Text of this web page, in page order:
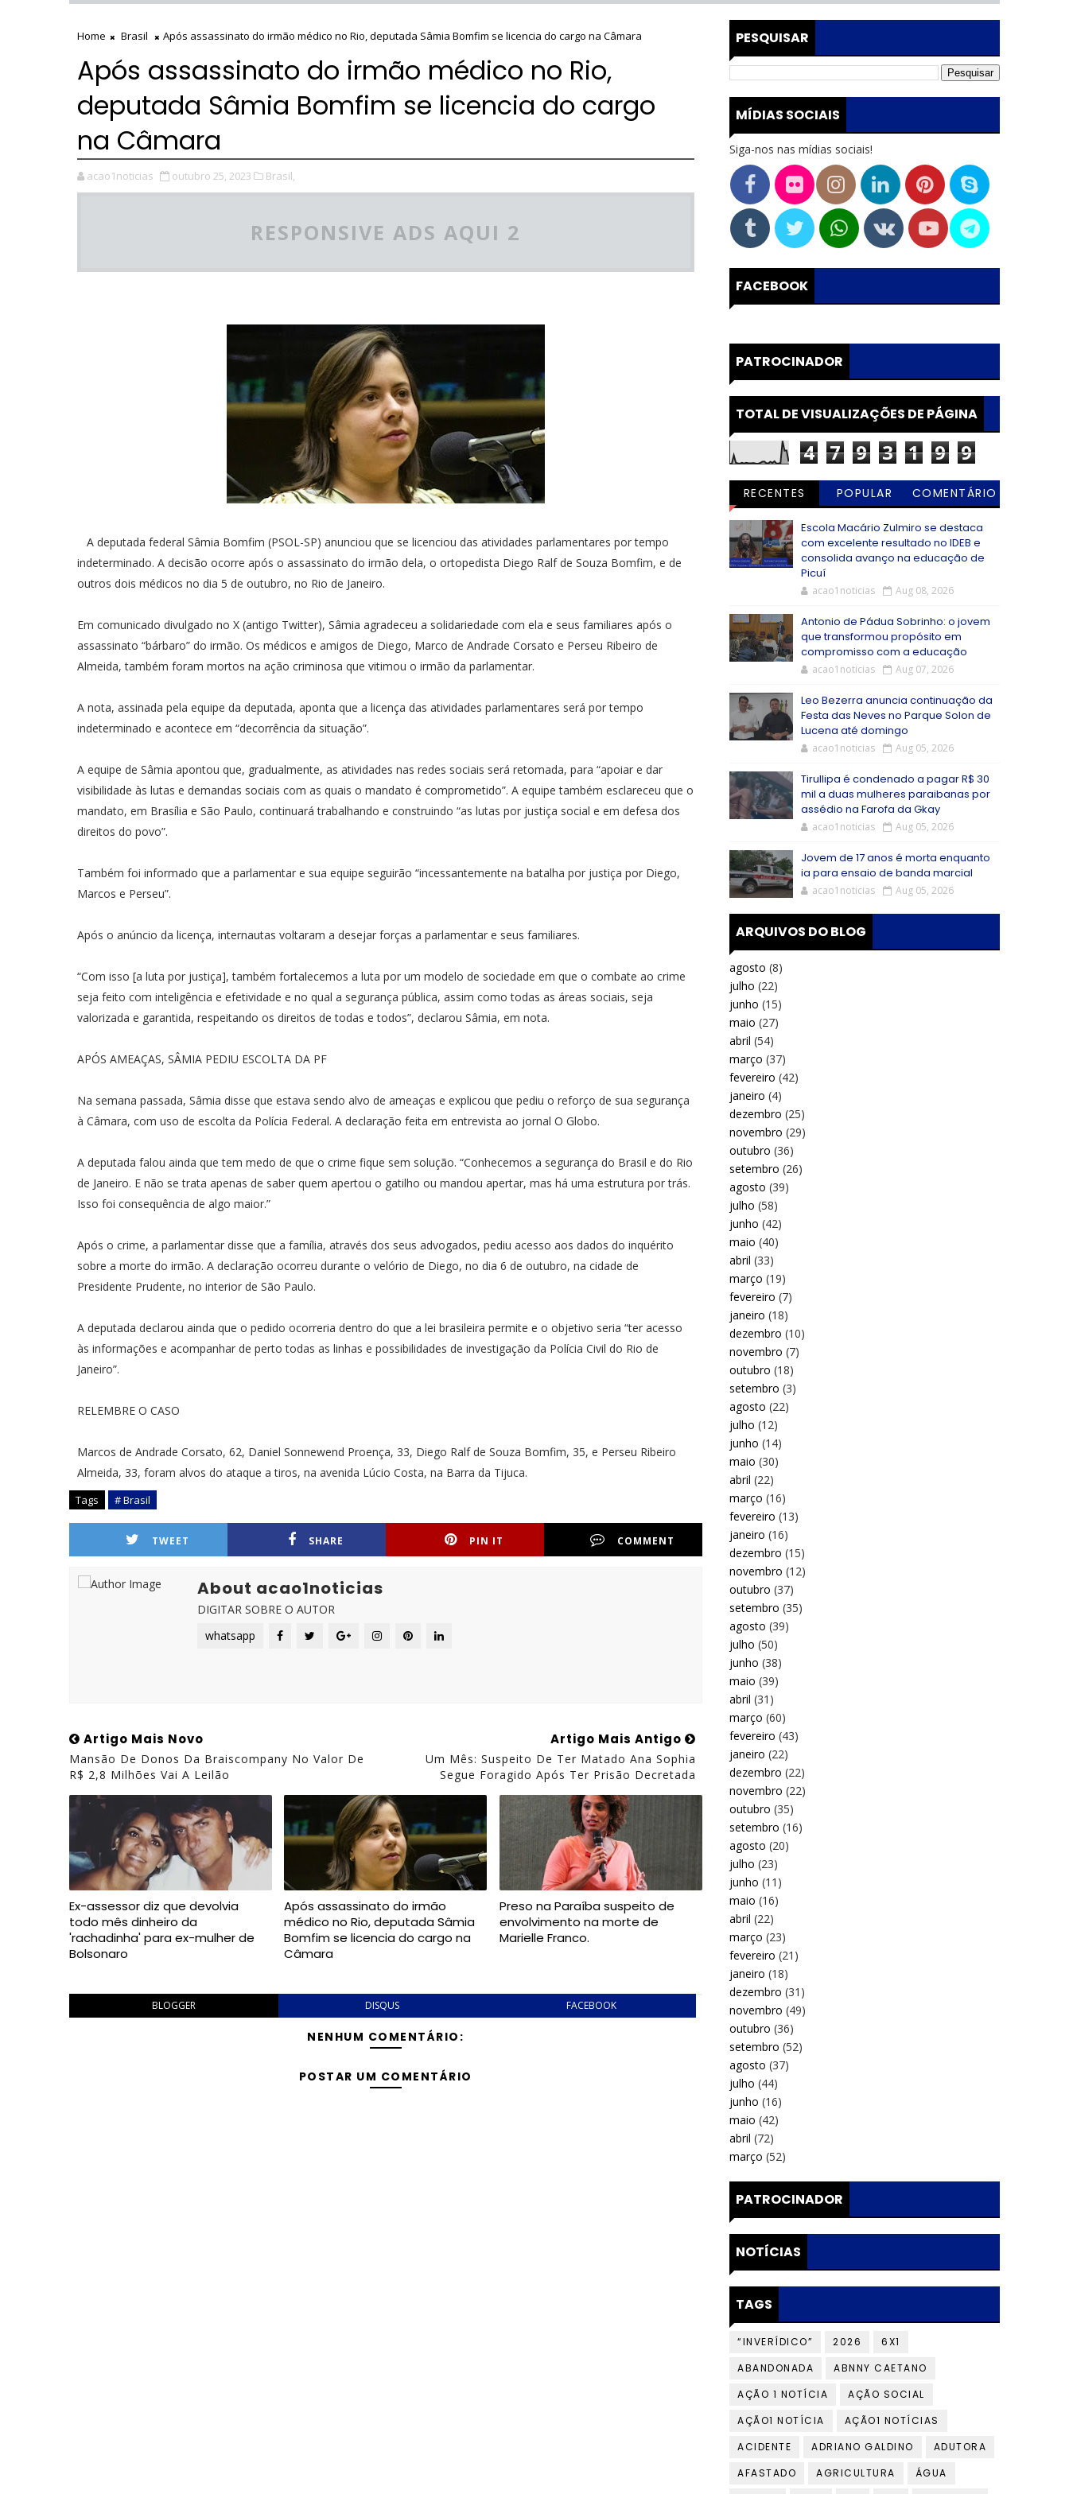
Home Brasil Após assassinato do irmão médico no Rio, deputada Sâmia Bomfim se licencia do cargo na Câmara
Após assassinato do irmão médico no Rio,
deputada Sâmia Bomfim se licencia do cargo
na Câmara
acao1noticias outubro 25, 2023 Brasil,
RESPONSIVE ADS AQUI 2
A deputada federal Sâmia Bomfim (PSOL-SP) anunciou que se licenciou das atividades parlamentares por tempo
indeterminado. A decisão ocorre após o assassinato do irmão dela, o ortopedista Diego Ralf de Souza Bomfim, e de
outros dois médicos no dia 5 de outubro, no Rio de Janeiro.
Em comunicado divulgado no X (antigo Twitter), Sâmia agradeceu a solidariedade com ela e seus familiares após o
assassinato “bárbaro” do irmão. Os médicos e amigos de Diego, Marco de Andrade Corsato e Perseu Ribeiro de
Almeida, também foram mortos na ação criminosa que vitimou o irmão da parlamentar.
A nota, assinada pela equipe da deputada, aponta que a licença das atividades parlamentares será por tempo
indeterminado e acontece em “decorrência da situação”.
A equipe de Sâmia apontou que, gradualmente, as atividades nas redes sociais será retomada, para “apoiar e dar
visibilidade às lutas e demandas sociais com as quais o mandato é comprometido”. A equipe também esclareceu que o
mandato, em Brasília e São Paulo, continuará trabalhando e construindo “as lutas por justiça social e em defesa dos
direitos do povo”.
Também foi informado que a parlamentar e sua equipe seguirão “incessantemente na batalha por justiça por Diego,
Marcos e Perseu”.
Após o anúncio da licença, internautas voltaram a desejar forças a parlamentar e seus familiares.
“Com isso [a luta por justiça], também fortalecemos a luta por um modelo de sociedade em que o combate ao crime
seja feito com inteligência e efetividade e no qual a segurança pública, assim como todas as áreas sociais, seja
valorizada e garantida, respeitando os direitos de todas e todos”, declarou Sâmia, em nota.
APÓS AMEAÇAS, SÂMIA PEDIU ESCOLTA DA PF
Na semana passada, Sâmia disse que estava sendo alvo de ameaças e explicou que pediu o reforço de sua segurança
à Câmara, com uso de escolta da Polícia Federal. A declaração feita em entrevista ao jornal O Globo.
A deputada falou ainda que tem medo de que o crime fique sem solução. “Conhecemos a segurança do Brasil e do Rio
de Janeiro. E não se trata apenas de saber quem apertou o gatilho ou mandou apertar, mas há uma estrutura por trás.
Isso foi consequência de algo maior.”
Após o crime, a parlamentar disse que a família, através dos seus advogados, pediu acesso aos dados do inquérito
sobre a morte do irmão. A declaração ocorreu durante o velório de Diego, no dia 6 de outubro, na cidade de
Presidente Prudente, no interior de São Paulo.
A deputada declarou ainda que o pedido ocorreria dentro do que a lei brasileira permite e o objetivo seria “ter acesso
às informações e acompanhar de perto todas as linhas e possibilidades de investigação da Polícia Civil do Rio de
Janeiro”.
RELEMBRE O CASO
Marcos de Andrade Corsato, 62, Daniel Sonnewend Proença, 33, Diego Ralf de Souza Bomfim, 35, e Perseu Ribeiro
Almeida, 33, foram alvos do ataque a tiros, na avenida Lúcio Costa, na Barra da Tijuca.
Tags # Brasil
TWEET SHARE PIN IT COMMENT
About acao1noticias
DIGITAR SOBRE O AUTOR
whatsapp
Artigo Mais Novo
Mansão De Donos Da Braiscompany No Valor De
R$ 2,8 Milhões Vai A Leilão
Artigo Mais Antigo
Um Mês: Suspeito De Ter Matado Ana Sophia
Segue Foragido Após Ter Prisão Decretada
Ex-assessor diz que devolvia
todo mês dinheiro da
'rachadinha' para ex-mulher de
Bolsonaro
Após assassinato do irmão
médico no Rio, deputada Sâmia
Bomfim se licencia do cargo na
Câmara
Preso na Paraíba suspeito de
envolvimento na morte de
Marielle Franco.
BLOGGER DISQUS FACEBOOK
NENHUM COMENTÁRIO:
POSTAR UM COMENTÁRIO
PESQUISAR
MÍDIAS SOCIAIS
Siga-nos nas mídias sociais!
FACEBOOK
PATROCINADOR
TOTAL DE VISUALIZAÇÕES DE PÁGINA
4 7 9 3 1 9 9
RECENTES POPULAR
COMENTÁRIO
Escola Macário Zulmiro se destaca
com excelente resultado no IDEB e
consolida avanço na educação de
Picuí
acao1noticias Aug 08, 2026
Antonio de Pádua Sobrinho: o jovem
que transformou propósito em
compromisso com a educação
acao1noticias Aug 07, 2026
Leo Bezerra anuncia continuação da
Festa das Neves no Parque Solon de
Lucena até domingo
acao1noticias Aug 05, 2026
Tirullipa é condenado a pagar R$ 30
mil a duas mulheres paraibanas por
assédio na Farofa da Gkay
acao1noticias Aug 05, 2026
Jovem de 17 anos é morta enquanto
ia para ensaio de banda marcial
acao1noticias Aug 05, 2026
ARQUIVOS DO BLOG
agosto (8)
julho (22)
junho (15)
maio (27)
abril (54)
março (37)
fevereiro (42)
janeiro (4)
dezembro (25)
novembro (29)
outubro (36)
setembro (26)
agosto (39)
julho (58)
junho (42)
maio (40)
abril (33)
março (19)
fevereiro (7)
janeiro (18)
dezembro (10)
novembro (7)
outubro (18)
setembro (3)
agosto (22)
julho (12)
junho (14)
maio (30)
abril (22)
março (16)
fevereiro (13)
janeiro (16)
dezembro (15)
novembro (12)
outubro (37)
setembro (35)
agosto (39)
julho (50)
junho (38)
maio (39)
abril (31)
março (60)
fevereiro (43)
janeiro (22)
dezembro (22)
novembro (22)
outubro (35)
setembro (16)
agosto (20)
julho (23)
junho (11)
maio (16)
abril (22)
março (23)
fevereiro (21)
janeiro (18)
dezembro (31)
novembro (49)
outubro (36)
setembro (52)
agosto (37)
julho (44)
junho (16)
maio (42)
abril (72)
março (52)
PATROCINADOR
NOTÍCIAS
TAGS
“INVERÍDICO” 2026
6X1
ABANDONADA
ABNNY CAETANO
AÇÃO 1 NOTÍCIA
AÇÃO SOCIAL
AÇÃO1 NOTÍCIA
AÇÃO1 NOTÍCIAS
ACIDENTE
ADRIANO GALDINO
ADUTORA
AFASTADO
AGRICULTURA
ÁGUA